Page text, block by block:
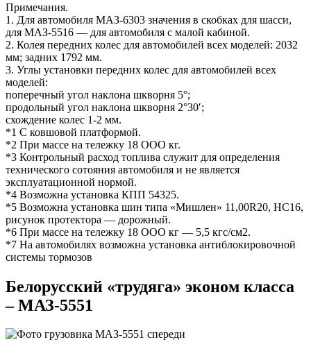
Примечания.
1. Для автомобиля МАЗ-6303 значения в скобках для шасси,
для МАЗ-5516 — для автомобиля с малой кабиной.
2. Колея передних колес для автомобилей всех моделей: 2032
мм; задних 1792 мм.
3. Углы установки передних колес для автомобилей всех
моделей:
поперечный угол наклона шкворня 5°;
продольный угол наклона шкворня 2°30′;
схождение колес 1-2 мм.
*1 С ковшовой платформой.
*2 При массе на тележку 18 ООО кг.
*3 Контрольный расход топлива служит для определения
технического сотояния автомобиля и не является
эксплуатационной нормой.
*4 Возможна установка КПП 54325.
*5 Возможна установка шин типа «Мишлен» 11,00R20, НС16,
рисунок протектора — дорожный.
*6 При массе на тележку 18 ООО кг — 5,5 кгс/см2.
*7 На автомобилях возможна установка антиблокировочной
системы тормозов
Белорусский «трудяга» эконом класса
– МАЗ-5551